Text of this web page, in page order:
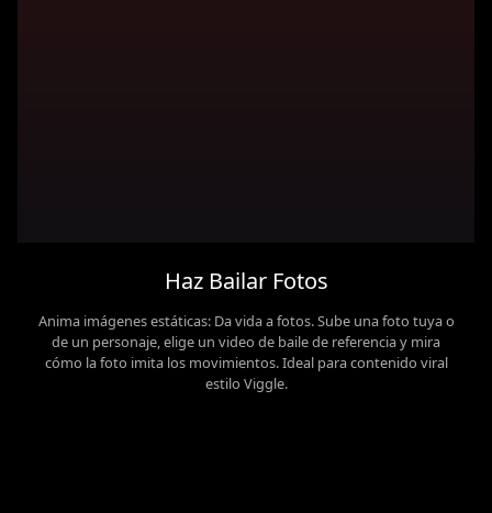
Haz Bailar Fotos
Anima imágenes estáticas: Da vida a fotos. Sube una foto tuya o
de un personaje, elige un video de baile de referencia y mira
cómo la foto imita los movimientos. Ideal para contenido viral
estilo Viggle.